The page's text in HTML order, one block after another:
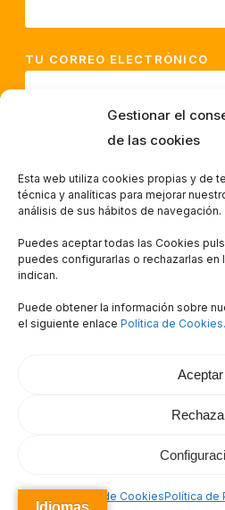
Gestionar el
de las cookies
Esta web utiliza cookies propias y de
técnica y analíticas para mejorar
análisis de sus hábitos de navegación.
Puedes aceptar todas las Cookies
puedes configurarlas o rechazarlas
indican.
Puede obtener la información sobre
el siguiente enlace Política de Cookies.
Aceptar
Política de CookiesPolítica de
TU CORREO ELECTRÓNICO
HE LEÍDO Y ACEPTO LA
Idiomas